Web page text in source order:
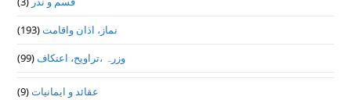
نماز، اذان واقامت(193)
وزرہ ،تراويح، اعتكاف(99)
عقائد و ایمانیات(9)